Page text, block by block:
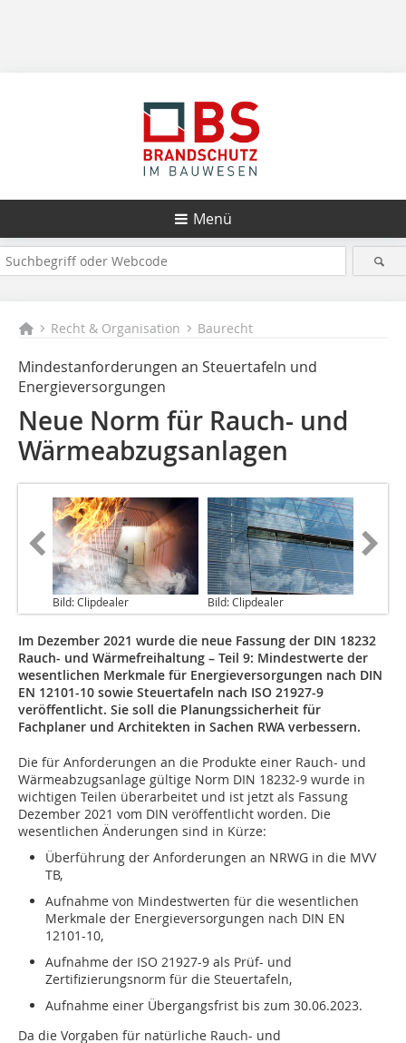
Menü
Recht & Organisation Baurecht
Mindestanforderungen an Steuertafeln und
Energieversorgungen
Neue Norm für Rauch- und
Wärmeabzugsanlagen
Bild: Clipdealer Bild: Clipdealer
Im Dezember 2021 wurde die neue Fassung der DIN 18232
Rauch- und Wärmefreihaltung – Teil 9: Mindestwerte der
wesentlichen Merkmale für Energieversorgungen nach DIN
EN 12101-10 sowie Steuertafeln nach ISO 21927-9
veröffentlicht. Sie soll die Planungssicherheit für
Fachplaner und Architekten in Sachen RWA verbessern.
Die für Anforderungen an die Produkte einer Rauch- und
Wärmeabzugsanlage gültige Norm DIN 18232-9 wurde in
wichtigen Teilen überarbeitet und ist jetzt als Fassung
Dezember 2021 vom DIN veröffentlicht worden. Die
wesentlichen Änderungen sind in Kürze:
Überführung der Anforderungen an NRWG in die MVV
TB,
Aufnahme von Mindestwerten für die wesentlichen
Merkmale der Energieversorgungen nach DIN EN
12101-10,
Aufnahme der ISO 21927-9 als Prüf- und
Zertifizierungsnorm für die Steuertafeln,
Aufnahme einer Übergangsfrist bis zum 30.06.2023.
Da die Vorgaben für natürliche Rauch- und